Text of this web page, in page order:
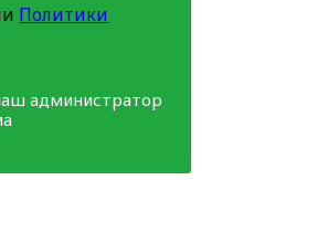
Политики
администратор